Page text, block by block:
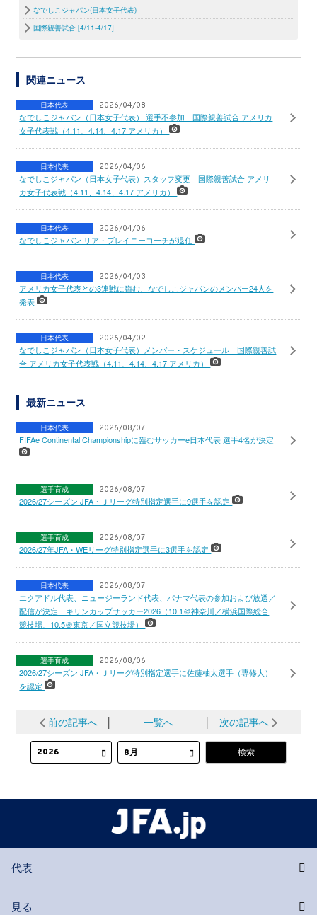
なでしこジャパン(日本女子代表)
国際親善試合 [4/11-4/17]
関連ニュース
日本代表 2026/04/08
なでしこジャパン（日本女子代表） 選手不参加 国際親善試合 アメリカ
女子代表戦（4.11、4.14、4.17 アメリカ）
日本代表 2026/04/06
なでしこジャパン（日本女子代表）スタッフ変更 国際親善試合 アメリ
カ女子代表戦（4.11、4.14、4.17 アメリカ）
日本代表 2026/04/06
なでしこジャパン リア・ブレイニーコーチが退任
日本代表 2026/04/03
アメリカ女子代表との3連戦に臨む、なでしこジャパンのメンバー24人を
発表
日本代表 2026/04/02
なでしこジャパン（日本女子代表）メンバー・スケジュール 国際親善試
合 アメリカ女子代表戦（4.11、4.14、4.17 アメリカ）
最新ニュース
日本代表 2026/08/07
FIFAe Continental Championshipに臨むサッカーe日本代表 選手4名が決定
選手育成 2026/08/07
2026/27シーズン JFA・Ｊリーグ特別指定選手に9選手を認定
選手育成 2026/08/07
2026/27年JFA・WEリーグ特別指定選手に3選手を認定
日本代表 2026/08/07
エクアドル代表、ニュージーランド代表、パナマ代表の参加および放送／
配信が決定 キリンカップサッカー2026（10.1＠神奈川／横浜国際総合
競技場、10.5＠東京／国立競技場）
選手育成 2026/08/06
2026/27シーズン JFA・Ｊリーグ特別指定選手に佐藤柚太選手（専修大）
を認定
前の記事へ 一覧へ 次の記事へ
代表
見る